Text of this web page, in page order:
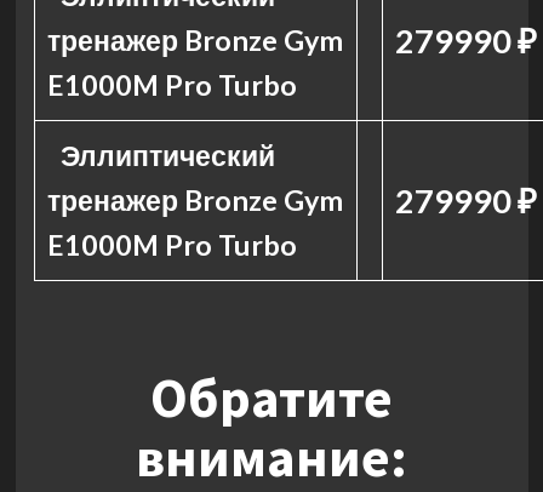
тренажер Bronze Gym
E1000M Pro Turbo
279990 ₽
Эллиптический
тренажер Bronze Gym
E1000M Pro Turbo
279990 ₽
Обратите
внимание: